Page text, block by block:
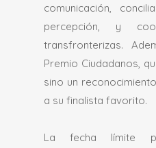
comunicación,
percepción, y
transfronterizas.
Premio Ciudadanos,
sino un
a su finalista favorito.
La fecha límite